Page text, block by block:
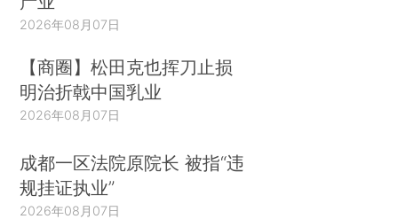
2026年08月07日
【商圈】松田克也挥刀止损
明治折戟中国乳业
2026年08月07日
成都一区法院原院长 被指“违
规挂证执业”
2026年08月07日